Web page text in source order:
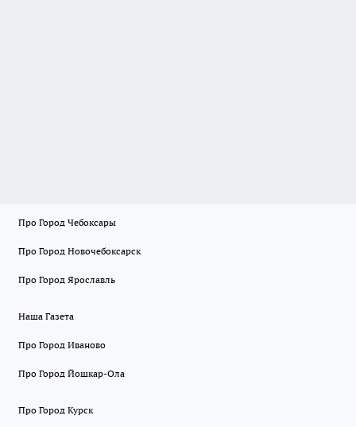
Про Город Чебоксары
Про Город Новочебоксарск
Про Город Ярославль
Наша Газета
Про Город Иваново
Про Город Йошкар-Ола
Про Город Курск